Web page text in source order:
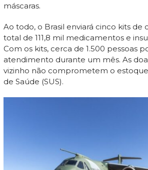
máscaras.
Ao todo, o Brasil enviará cinco kits de
total de 111,8 mil medicamentos e
Com os kits, cerca de 1.500 pessoas
atendimento durante um mês. As
vizinho não comprometem o
de Saúde (SUS).